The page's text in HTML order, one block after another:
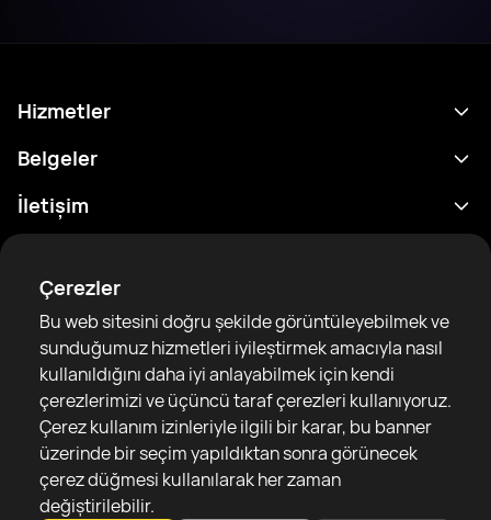
Çerezler
Bu web sitesini doğru şekilde görüntüleyebilmek ve
sunduğumuz hizmetleri iyileştirmek amacıyla nasıl
kullanıldığını daha iyi anlayabilmek için kendi
çerezlerimizi ve üçüncü taraf çerezleri kullanıyoruz.
Çerez kullanım izinleriyle ilgili bir karar, bu banner
üzerinde bir seçim yapıldıktan sonra görünecek
çerez düğmesi kullanılarak her zaman
değiştirilebilir.
RTF United service limited
6 Burrows court, Liverpool, United Kingdom
Hizmetler
Program
Sonuçlar
Analitik
Sıralamalar
Haberler
Makaleler
Sparring Finder
Belgeler
Gizlilik Politikası
Kullanım Şartları
Topluluk Rehberleri
İletişim